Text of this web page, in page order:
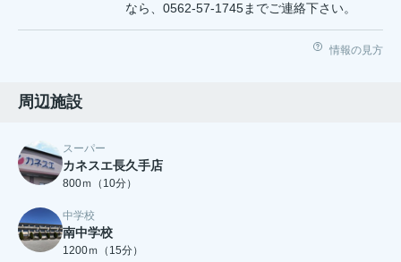
なら、0562-57-1745までご連絡下さい。
情報の見方
周辺施設
スーパー
カネスエ長久手店
800ｍ（10分）
中学校
南中学校
1200ｍ（15分）